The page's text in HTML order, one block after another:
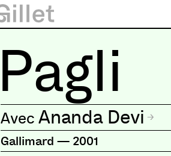
Pagli
Ananda Devi
Gallimard — 2001